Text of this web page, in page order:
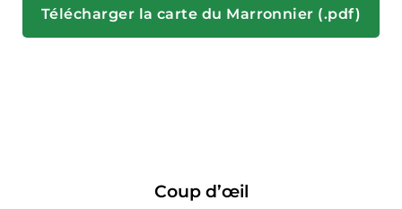
Télécharger la carte du Marronnier (.pdf)
Coup d’œil